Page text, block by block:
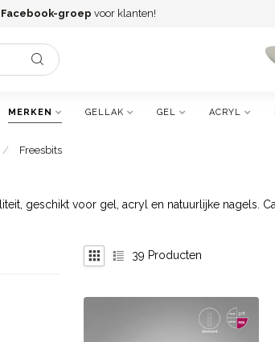
Facebook-groep voor klanten!
MERKEN GELLAK GEL ACRYL
/ Freesbits
geschikt voor gel, acryl en natuurlijke nagels.
39 Producten